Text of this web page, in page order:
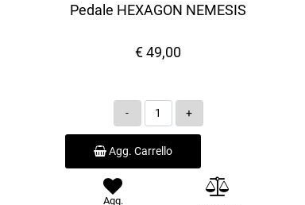
Pedale HEXAGON NEMESIS
€ 49,00
Quantità
Agg. Carrello
Agg.